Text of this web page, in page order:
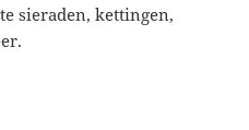
sieraden, kettingen,